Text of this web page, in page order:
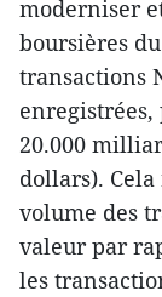
moderniser
boursières
transactions
20.000
dollars).
volume des
valeur par
les